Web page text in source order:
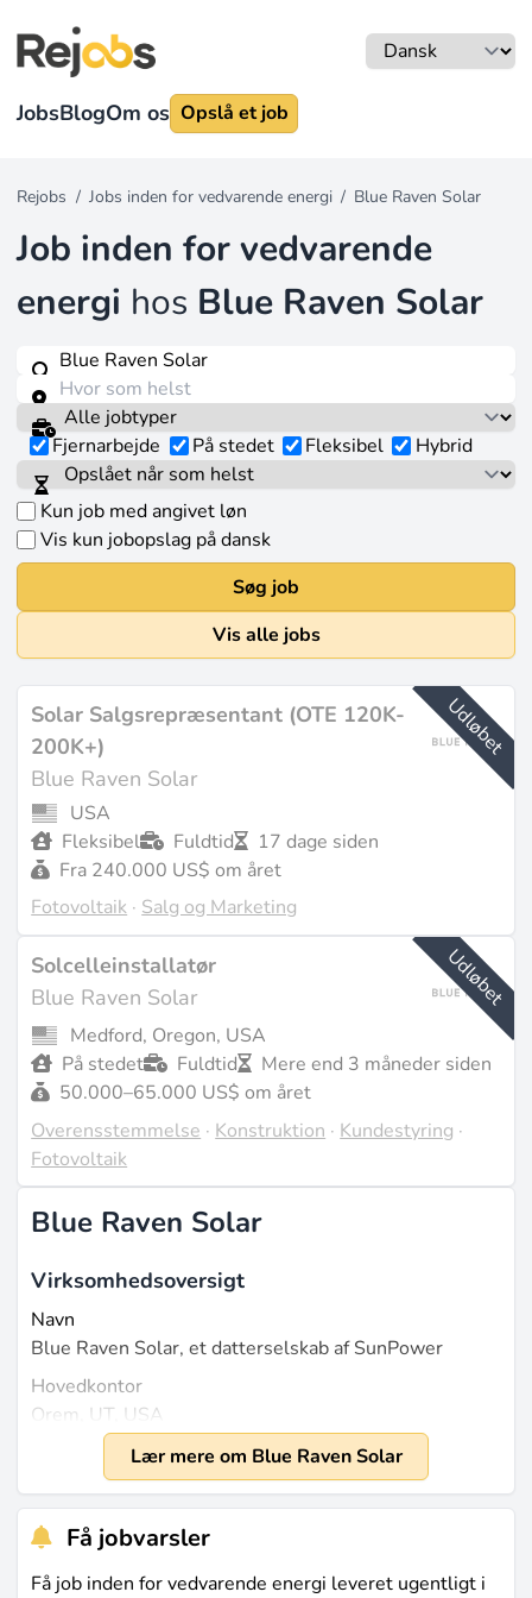
JobsBlogOm os Opslå et job
Rejobs / Jobs inden for vedvarende energi / Blue Raven Solar
Job inden for vedvarende
energi hos Blue Raven Solar
Fjernarbejde På stedet Fleksibel Hybrid
Kun job med angivet løn
Vis kun jobopslag på dansk
Søg job
Vis alle jobs
Udløbet
Solar Salgsrepræsentant (OTE 120K-
200K+)
Blue Raven Solar
USA
Fleksibel
Fuldtid
17 dage siden
Fra 240.000 US$ om året
Fotovoltaik · Salg og Marketing
Udløbet
Solcelleinstallatør
Blue Raven Solar
Medford, Oregon, USA
På stedet
Fuldtid
Mere end 3 måneder siden
50.000–65.000 US$ om året
Overensstemmelse · Konstruktion · Kundestyring ·
Fotovoltaik
Blue Raven Solar
Virksomhedsoversigt
Navn
Blue Raven Solar, et datterselskab af SunPower
Hovedkontor
Orem, UT, USA
Størrelse
Ca. 1.400 ansatte (kilde:
Lær mere om Blue Raven Solar
Få jobvarsler
Få job inden for vedvarende energi leveret ugentligt i